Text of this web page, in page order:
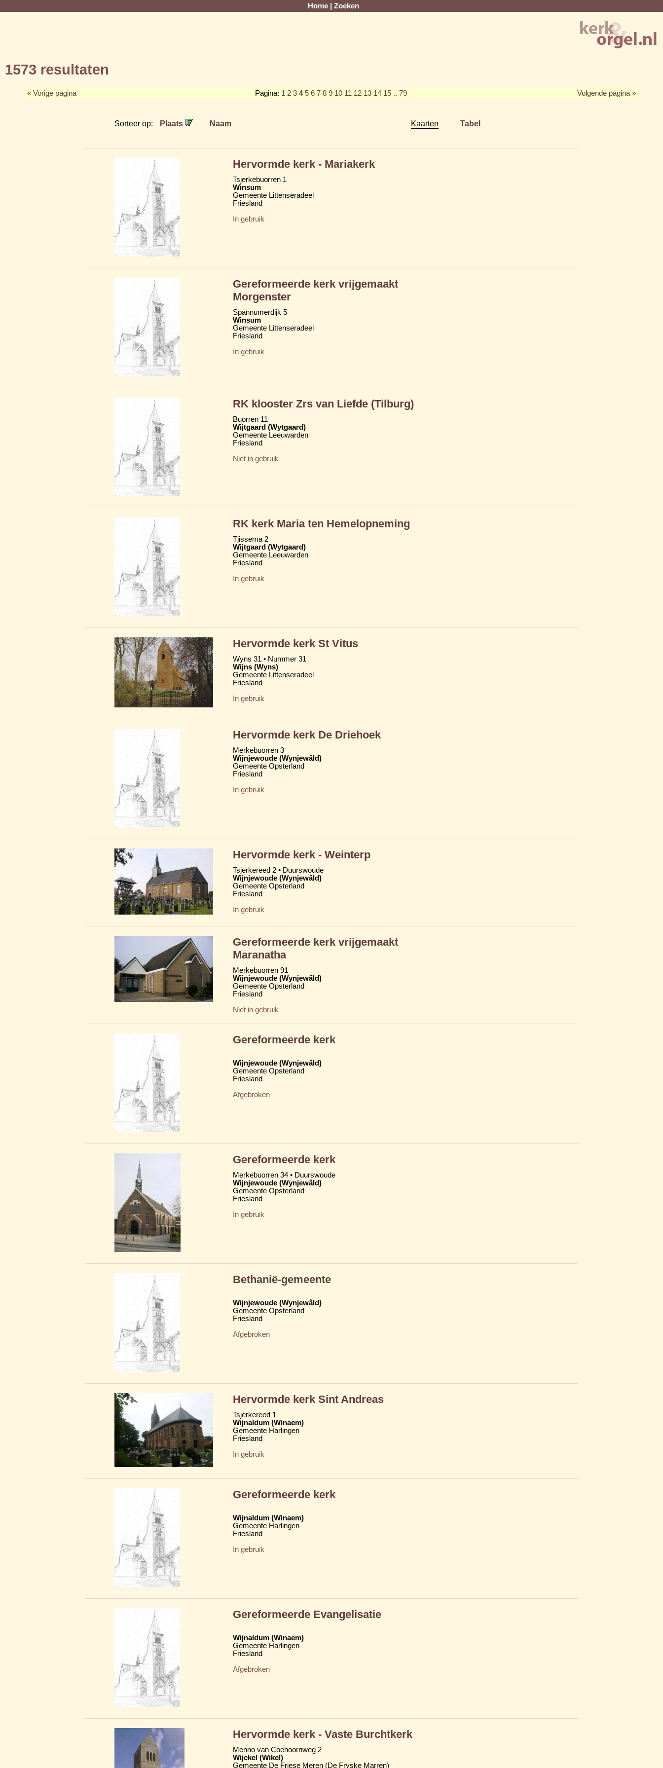
Home Zoeken
1573 resultaten
« Vorige pagina Pagina: 1 2 3 4 5 6 7 8 9 10 11 12 13 14 15 .. 79 Volgende pagina »
Sorteer op: Plaats Naam Kaarten Tabel
Hervormde kerk - Mariakerk
Tsjerkebuorren 1
Winsum
Gemeente Littenseradeel
Friesland
In gebruik
Gereformeerde kerk vrijgemaakt
Morgenster
Spannumerdijk 5
Winsum
Gemeente Littenseradeel
Friesland
In gebruik
RK klooster Zrs van Liefde (Tilburg)
Buorren 11
Wijtgaard (Wytgaard)
Gemeente Leeuwarden
Friesland
Niet in gebruik
RK kerk Maria ten Hemelopneming
Tjissema 2
Wijtgaard (Wytgaard)
Gemeente Leeuwarden
Friesland
In gebruik
Hervormde kerk St Vitus
Wyns 31 • Nummer 31
Wijns (Wyns)
Gemeente Littenseradeel
Friesland
In gebruik
Hervormde kerk De Driehoek
Merkebuorren 3
Wijnjewoude (Wynjewâld)
Gemeente Opsterland
Friesland
In gebruik
Hervormde kerk - Weinterp
Tsjerkereed 2 • Duurswoude
Wijnjewoude (Wynjewâld)
Gemeente Opsterland
Friesland
In gebruik
Gereformeerde kerk vrijgemaakt
Maranatha
Merkebuorren 91
Wijnjewoude (Wynjewâld)
Gemeente Opsterland
Friesland
Niet in gebruik
Gereformeerde kerk
Wijnjewoude (Wynjewâld)
Gemeente Opsterland
Friesland
Afgebroken
Gereformeerde kerk
Merkebuorren 34 • Duurswoude
Wijnjewoude (Wynjewâld)
Gemeente Opsterland
Friesland
In gebruik
Bethanië-gemeente
Wijnjewoude (Wynjewâld)
Gemeente Opsterland
Friesland
Afgebroken
Hervormde kerk Sint Andreas
Tsjerkereed 1
Wijnaldum (Winaem)
Gemeente Harlingen
Friesland
In gebruik
Gereformeerde kerk
Wijnaldum (Winaem)
Gemeente Harlingen
Friesland
In gebruik
Gereformeerde Evangelisatie
Wijnaldum (Winaem)
Gemeente Harlingen
Friesland
Afgebroken
Hervormde kerk - Vaste Burchtkerk
Menno van Coehoornweg 2
Wijckel (Wikel)
Gemeente De Friese Meren (De Fryske Marren)